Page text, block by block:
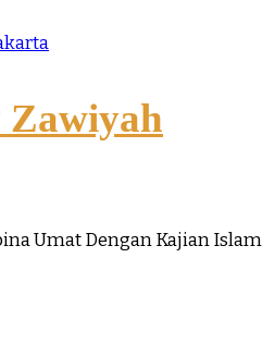
Umat Dengan Kajian Islam